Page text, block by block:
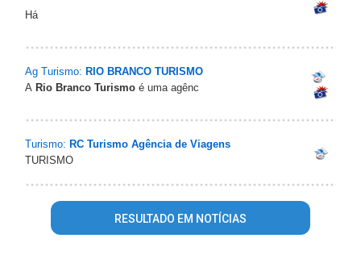
Há
Ag Turismo: RIO BRANCO TURISMO
A Rio Branco Turismo é uma agênc
Turismo: RC Turismo Agência de Viagens
TURISMO
RESULTADO EM NOTÍCIAS